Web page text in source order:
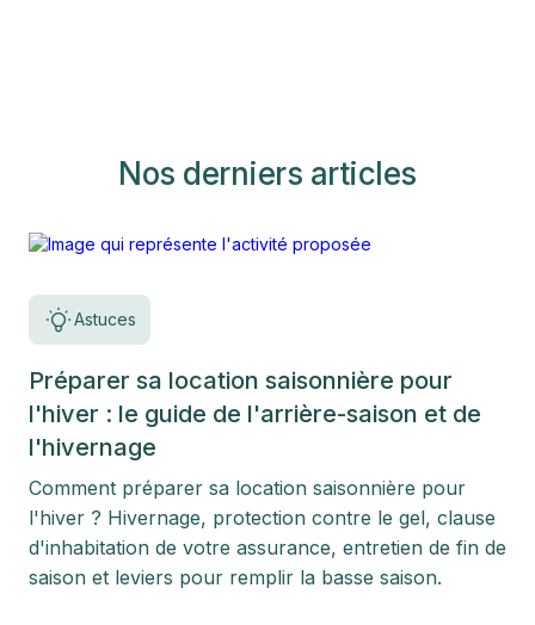
Nos derniers articles
Astuces
Préparer sa location saisonnière pour
l'hiver : le guide de l'arrière-saison et de
l'hivernage
Comment préparer sa location saisonnière pour
l'hiver ? Hivernage, protection contre le gel, clause
d'inhabitation de votre assurance, entretien de fin de
saison et leviers pour remplir la basse saison.